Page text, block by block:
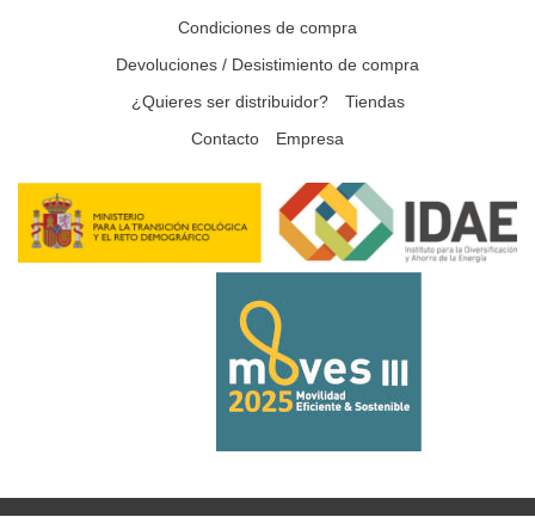
Condiciones de compra
Devoluciones / Desistimiento de compra
¿Quieres ser distribuidor?
Tiendas
Contacto
Empresa